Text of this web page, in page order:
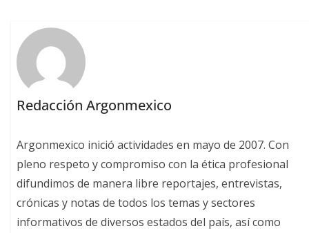
Redacción Argonmexico
Argonmexico inició actividades en mayo de 2007. Con
pleno respeto y compromiso con la ética profesional
difundimos de manera libre reportajes, entrevistas,
crónicas y notas de todos los temas y sectores
informativos de diversos estados del país, así como